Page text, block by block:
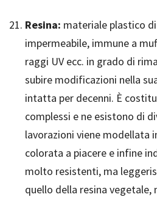
Resina: materiale plastico
impermeabile, immune a
raggi UV ecc. in grado di
subire modificazioni nella
intatta per decenni. È
complessi e ne esistono di
lavorazioni viene modellata
colorata a piacere e infine
molto resistenti, ma
quello della resina vegetale,